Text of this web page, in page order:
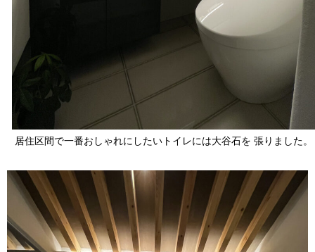
居住区間で一番おしゃれにしたいトイレには大谷石を 張りました。